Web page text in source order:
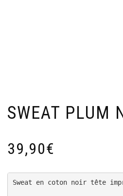
SWEAT PLUM
39,90€
Sweat en coton noir tête